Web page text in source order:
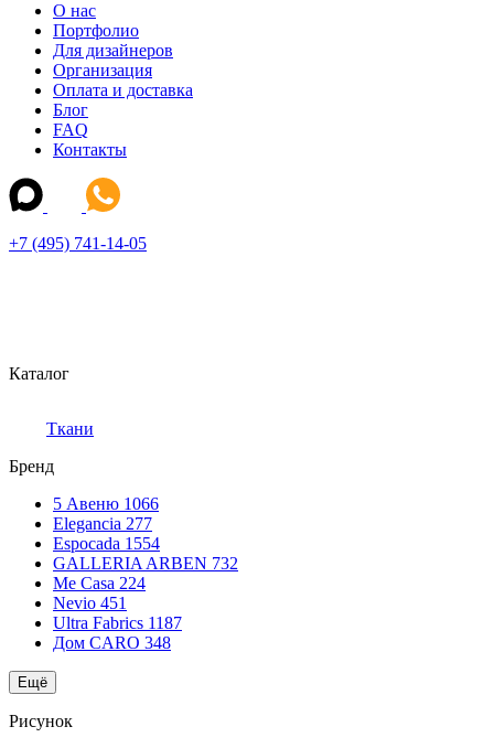
О нас
Портфолио
Для дизайнеров
Организация
Оплата и доставка
Блог
FAQ
Контакты
+7 (495) 741-14-05
Каталог
Ткани
Бренд
5 Авеню 1066
Elegancia 277
Espocada 1554
GALLERIA ARBEN 732
Me Casa 224
Nevio 451
Ultra Fabrics 1187
Дом CARO 348
Ещё
Рисунок